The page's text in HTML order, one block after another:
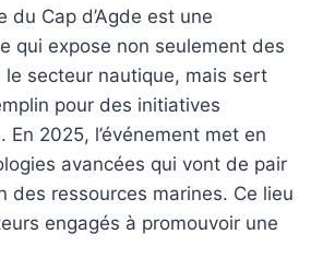
du Cap d’Agde est une
qui expose non seulement des
le secteur nautique, mais sert
pour des initiatives
En 2025, l’événement met en
avancées qui vont de pair
des ressources marines. Ce lieu
engagés à promouvoir une